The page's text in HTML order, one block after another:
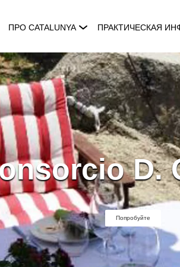
ПРО CATALUNYA ПРАКТИЧЕСКАЯ
D.
Попробуйте